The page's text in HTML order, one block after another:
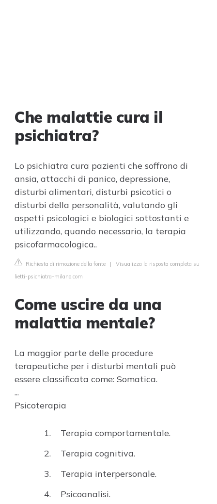
Che malattie cura il
psichiatra?
Lo psichiatra cura pazienti che soffrono di
ansia, attacchi di panico, depressione,
disturbi alimentari, disturbi psicotici o
disturbi della personalità, valutando gli
aspetti psicologici e biologici sottostanti e
utilizzando, quando necessario, la terapia
psicofarmacologica..
Richiesta di rimozione della fonte | Visualizza la risposta completa su
lietti-psichiatra-milano.com
Come uscire da una
malattia mentale?
La maggior parte delle procedure
terapeutiche per i disturbi mentali può
essere classificata come: Somatica.
...
Psicoterapia
Terapia comportamentale.
Terapia cognitiva.
Terapia interpersonale.
Psicoanalisi.